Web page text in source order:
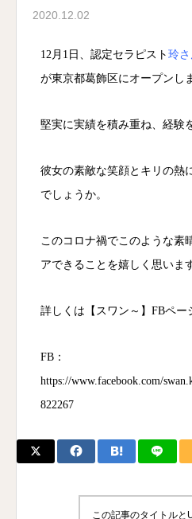
2020.12.02
12月1日、認定セラピスト 玲さ
が東京都葛飾区にオープンし
堅実に実績を積み重ね、経験
彼女の素敵な笑顔とキリの熱
でしょうか。
このコロナ禍でこのような素
アできることを嬉しく思いま
詳しくは【スワン～】FBペー
FB：
https://www.facebook.com/
822267
この記事のタイトルと